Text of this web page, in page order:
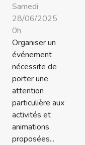
Samedi
28/06/2025
0h
Organiser un
événement
nécessite de
porter une
attention
particulière aux
activités et
animations
proposées...